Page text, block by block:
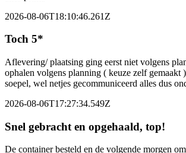
2026-08-06T18:10:46.261Z
Toch 5*
Aflevering/ plaatsing ging eerst niet volgens
ophalen volgens planning ( keuze zelf gemaakt
soepel, wel netjes gecommuniceerd alles dus
2026-08-06T17:27:34.549Z
Snel gebracht en opgehaald, top!
De container besteld en de volgende morgen